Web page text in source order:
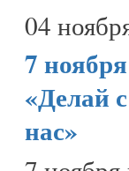
04
7
«Делай
нас»